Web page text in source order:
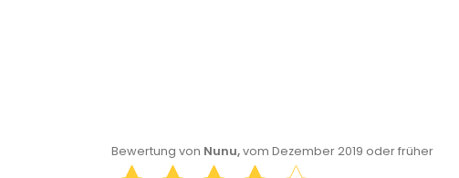
Bewertung von Nunu,vom Dezember 2019 oder früher